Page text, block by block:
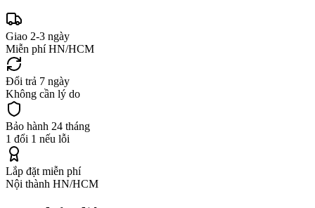
Giao 2-3 ngày
Miễn phí HN/HCM
Đổi trả 7 ngày
Không cần lý do
Bảo hành 24 tháng
1 đổi 1 nếu lỗi
Lắp đặt miễn phí
Nội thành HN/HCM